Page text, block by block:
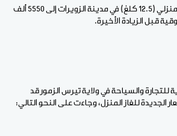
ووصل سعر قنينة الغاز المنزلي (12.5 كلغ) في مدينة الزويرات إلى 5550 ألف
للتجارة والسياحة في ولاية تيرس الزمور قد
الجديدة للغاز المنزل، وجاءت على النحو التالي: